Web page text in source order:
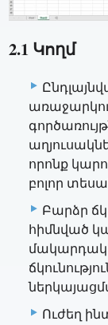
2.1 Կողմ
որոնք
բոլոր
Բարձր
հիմնված
Ուժեղ